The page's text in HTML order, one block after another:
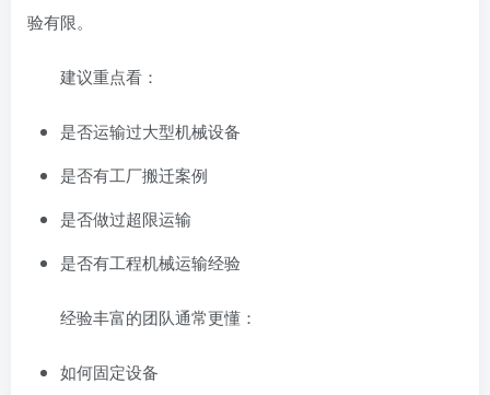
验有限。
建议重点看：
是否运输过大型机械设备
是否有工厂搬迁案例
是否做过超限运输
是否有工程机械运输经验
经验丰富的团队通常更懂：
如何固定设备